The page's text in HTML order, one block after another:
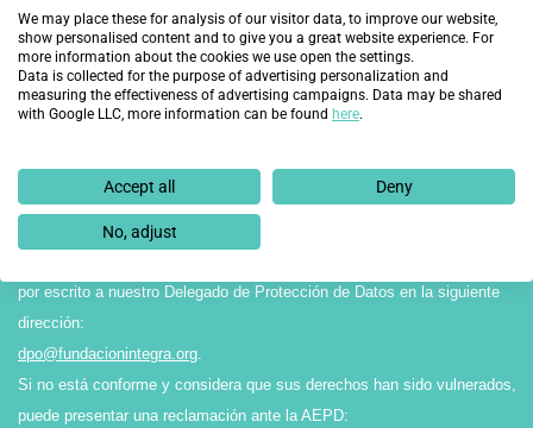
en el presente formulario es FUNDACIÓN INTEGRA, y éstos serán
tratados con la finalidad de gestionar su solicitud.
La legitimación para el tratamiento de sus datos reside en el
consentimiento expreso por parte del interesado/a, y éstos no serán
sus datos no serán objeto de transferencias internacionales ni perfilado.
Finalmente, le recordamos que puede ejercitar sus derechos de acceso,
rectificación, supresión, limitación o portabilidad, entre otros reconocidos
por escrito a nuestro Delegado de Protección de Datos en la siguiente
dirección:
dpo@fundacionintegra.org
Si no está conforme y considera que sus derechos han sido vulnerados,
puede presentar una reclamación ante la AEPD:
We may place these for analysis of our visitor data, to improve our website,
show personalised content and to give you a great website experience. For
more information about the cookies we use open the settings.
Data is collected for the purpose of advertising personalization and
measuring the effectiveness of advertising campaigns. Data may be shared
with Google LLC, more information can be found here.
Accept all Deny
No, adjust